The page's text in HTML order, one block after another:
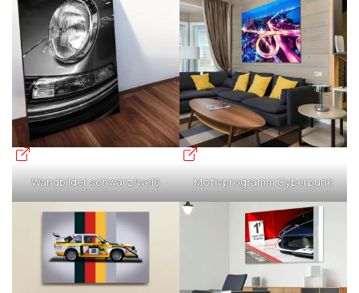
Wandbilder schwarz/weiß Motivprogramm Cyberpunk